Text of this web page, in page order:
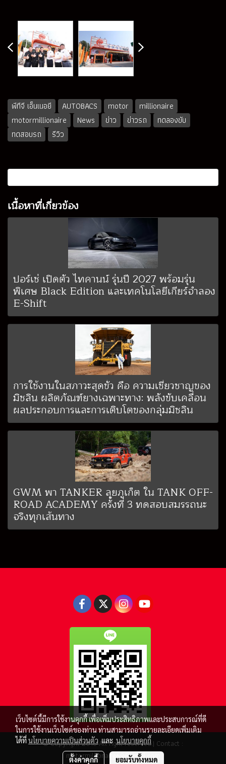
พีทีจี เอ็นเนอยี AUTOBACS motor
millionaire
motormillionaire
News ข่าว ข่าวรถ
ทดลองขับ
ทดสอบรถ
รีวิว
เนื้อหาที่เกี่ยวข้อง
ปอร์เช่ เปิดตัว ไทคานน์ รุ่นปี 2027 พร้อมรุ่น
พิเศษ Black Edition และเทคโนโลยีเกียร์จำลอง
E-Shift
การใช้งานในสภาวะสุดขั้ว คือ ความเชี่ยวชาญของ
มิชลิน ผลิตภัณฑ์ยางเฉพาะทาง: พลังขับเคลื่อน
ผลประกอบการและการเติบโตของกลุ่มมิชลิน
GWM พา TANKER ลุยภูเก็ต ใน TANK OFF-
ROAD ACADEMY ครั้งที่ 3 ทดสอบสมรรถนะ
จริงทุกเส้นทาง
© Copyright 2016 All right reserved.| Contact :
motormillionaire69@gmail.com
เว็บไซต์นี้มีการใช้งานคุกกี้ เพื่อเพิ่มประสิทธิภาพและประสบการณ์ที่ดี
ในการใช้งานเว็บไซต์ของท่าน ท่านสามารถอ่านรายละเอียดเพิ่มเติม
ได้ที่นโยบายความเป็นส่วนตัว และนโยบายคุกกี้
ตั้งค่าคุกกี้ ยอมรับทั้งหมด